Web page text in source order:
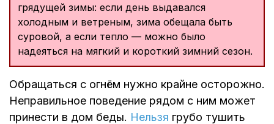
грядущей зимы: если день выдавался
холодным и ветреным, зима обещала быть
суровой, а если тепло — можно было
надеяться на мягкий и короткий зимний сезон.
Обращаться с огнём нужно крайне осторожно.
Неправильное поведение рядом с ним может
принести в дом беды. Нельзя грубо тушить